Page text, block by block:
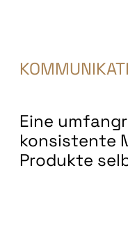
Eine
konsistente
Produkte